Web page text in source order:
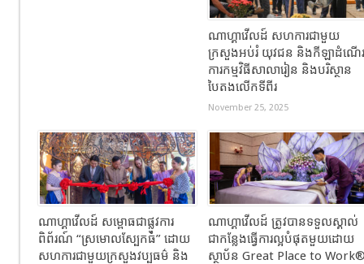
ណាហ្គាវើលដ៍ សហការជាមួយ
ក្រសួងអប់រំ យុវជន និងកីឡាដំណើរ
ការកម្មវិធីសាលារៀន និងបរិស្ថាន
បៃតងលើកទីពីរ
November 25, 2025
ណាហ្គាវើលដ៍ សម្ពោធជាផ្លូវការ
ពិព័រណ៍ “ស្រមោលស្បែកធំ” ដោយ
សហការជាមួយក្រសួងវប្បធម៌ និង
ណាហ្គាវើលដ៍ ត្រូវបានទទួលស្គាល់
ជាកន្លែងធ្វើការល្អបំផុតមួយដោយ
ស្ថាប័ន Great Place to